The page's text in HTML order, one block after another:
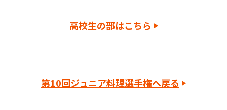
高校生の部はこちら
第10回ジュニア料理選手権へ戻る